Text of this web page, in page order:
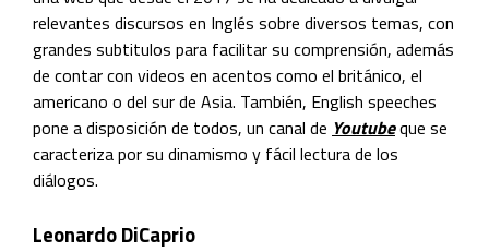
relevantes discursos en Inglés sobre diversos temas, con
grandes subtitulos para facilitar su comprensión, además
de contar con videos en acentos como el británico, el
americano o del sur de Asia. También, English speeches
pone a disposición de todos, un canal de Youtubeque se
caracteriza por su dinamismo y fácil lectura de los
diálogos.
Leonardo DiCaprio